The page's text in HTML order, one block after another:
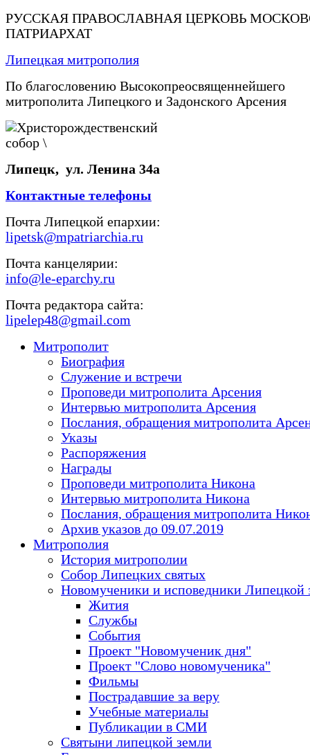
РУССКАЯ ПРАВОСЛАВНАЯ ЦЕРКОВЬ
ПАТРИАРХАТ
Липецкая митрополия
По благословению Высокопреосвященнейшего
митрополита Липецкого и Задонского Арсения
Липецк, ул. Ленина 34а
Контактные телефоны
Почта Липецкой епархии:
lipetsk@mpatriarchia.ru
Почта канцелярии:
info@le-eparchy.ru
Почта редактора сайта:
lipelep48@gmail.com
Митрополит
Биография
Служение и встречи
Проповеди митрополита Арсения
Интервью митрополита Арсения
Послания, обращения митрополита
Указы
Распоряжения
Награды
Проповеди митрополита Никона
Интервью митрополита Никона
Послания, обращения митрополита
Архив указов до 09.07.2019
Митрополия
История митрополии
Собор Липецких святых
Новомученики и исповедники Липецкой
Жития
Службы
События
Проект "Новомученик дня"
Проект "Слово новомученика"
Фильмы
Пострадавшие за веру
Учебные материалы
Публикации в СМИ
Святыни липецкой земли